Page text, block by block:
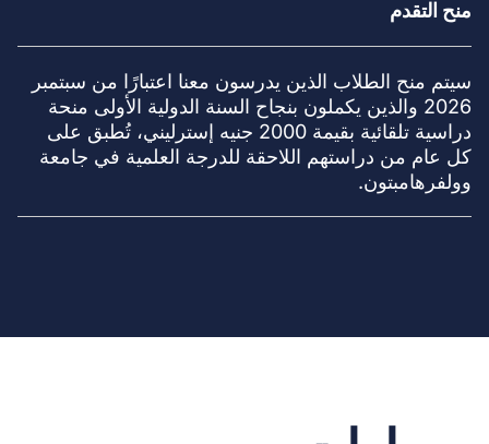
منح التقدم
سيتم منح الطلاب الذين يدرسون معنا اعتبارًا من سبتمبر
2026 والذين يكملون بنجاح السنة الدولية الأولى منحة
دراسية تلقائية بقيمة 2000 جنيه إسترليني، تُطبق على
كل عام من دراستهم اللاحقة للدرجة العلمية في جامعة
وولفرهامبتون.